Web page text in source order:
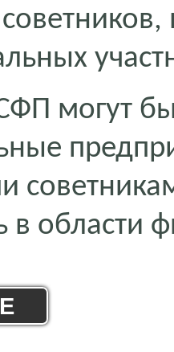
могут
в области